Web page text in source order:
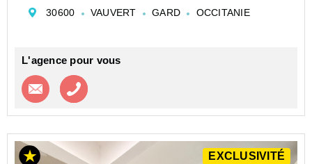
97 m2 habitables, offrant de beaux volumes et une
30600 VAUVERT GARD OCCITANIE
L'agence pour vous
Contacter l'agence
EXCLUSIVITÉ